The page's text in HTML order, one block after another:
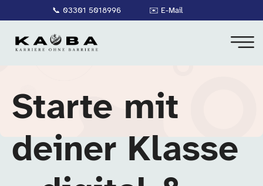
📞 03301 5018996 ✉️ E-Mail
Starte mit
deiner Klasse